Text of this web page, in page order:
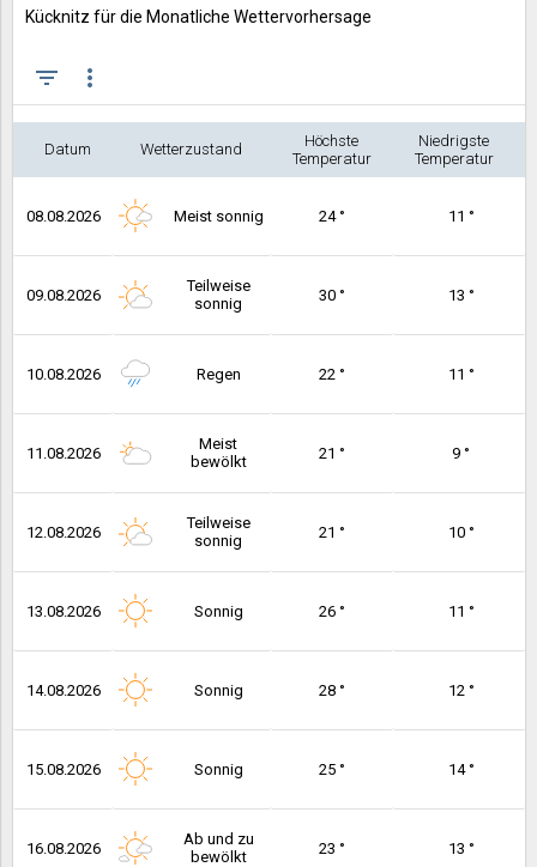
Kücknitz für die Monatliche Wettervorhersage
filter_list more_vert
Datum Wetterzustand
Höchste
Temperatur
Niedrigste
Temperatur
08.08.2026 Meist sonnig 24 ° 11 °
09.08.2026
Teilweise
sonnig
30 ° 13 °
10.08.2026 Regen 22 ° 11 °
11.08.2026
Meist
bewölkt
21 ° 9 °
12.08.2026
Teilweise
sonnig
21 ° 10 °
13.08.2026 Sonnig 26 ° 11 °
14.08.2026 Sonnig 28 ° 12 °
15.08.2026 Sonnig 25 ° 14 °
16.08.2026
Ab und zu
bewölkt
23 ° 13 °